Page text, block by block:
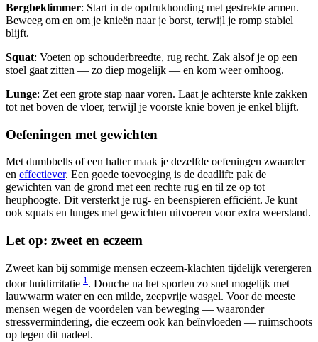
Bergbeklimmer: Start in de opdrukhouding met gestrekte armen.
Beweeg om en om je knieën naar je borst, terwijl je romp stabiel
blijft.
Squat: Voeten op schouderbreedte, rug recht. Zak alsof je op een
stoel gaat zitten — zo diep mogelijk — en kom weer omhoog.
Lunge: Zet een grote stap naar voren. Laat je achterste knie zakken
tot net boven de vloer, terwijl je voorste knie boven je enkel blijft.
Oefeningen met gewichten
Met dumbbells of een halter maak je dezelfde oefeningen zwaarder
en effectiever. Een goede toevoeging is de deadlift: pak de
gewichten van de grond met een rechte rug en til ze op tot
heuphoogte. Dit versterkt je rug- en beenspieren efficiënt. Je kunt
ook squats en lunges met gewichten uitvoeren voor extra weerstand.
Let op: zweet en eczeem
Zweet kan bij sommige mensen eczeem-klachten tijdelijk verergeren
door huidirritatie 1 . Douche na het sporten zo snel mogelijk met
lauwwarm water en een milde, zeepvrije wasgel. Voor de meeste
mensen wegen de voordelen van beweging — waaronder
stressvermindering, die eczeem ook kan beïnvloeden — ruimschoots
op tegen dit nadeel.